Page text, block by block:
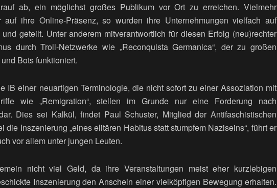
ab, ein möglichst großes Publikum vor Ort zu erreichen. Vielmehr
ihre Online-Präsenz, so wurden ihre Unternehmungen vielfach auf
geteilt. Unter anderem mitverantwortlich für diesen Erfolg (neu)rechter
durch Troll-Netzwerke wie „Reconquista Germanica“, der zu großen
Bots funktioniert.
IB einer neuartigen Terminologie, die nicht sofort zu einer Assoziation mit
wie „Remigration“, stellen im Grunde nur eine Forderung nach
Dies sei Kalkül, findet Paul Schuster, Mitglied der Antifaschistischen
Inszenierung „eines elitären Habitus statt stumpfem Naziseins“, führt er
vor allem unter jungen Leuten.
nicht viel Geld, da ihre Veranstaltungen meist eher kurzlebigen
Inszenierung den Anschein einer vielköpfigen Bewegung erhalten.